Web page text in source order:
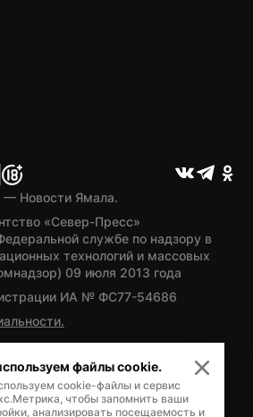
— Новости Ямала.
«Север-Пресс»
службе по надзору в
технологий и массовых
09 июля 2013 года
ИА № ФС77-54686
Поздеев
внутренней политики Ямало-
файлы cookie.
cookie-файлы и сервис
чтобы запомнить ваши
анализировать посещаемость и